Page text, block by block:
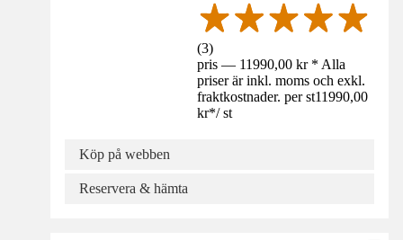
(3)
pris — 11990,00 kr * Alla
priser är inkl. moms och exkl.
fraktkostnader. per st11990,00
kr*/ st
Köp på webben
Reservera & hämta